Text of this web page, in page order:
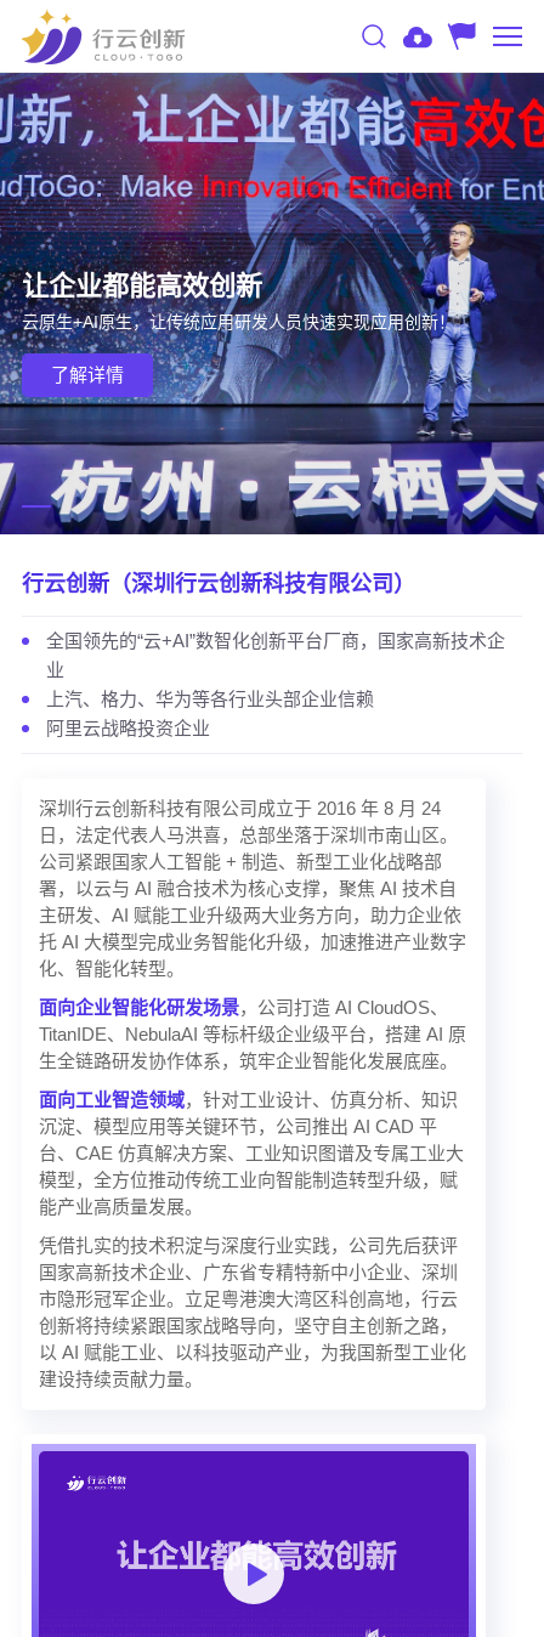
让企业都能高效创新
云原生+AI原生，让传统应用研发人员快速实现应用创新！
了解详情
行云创新（深圳行云创新科技有限公司）
全国领先的“云+AI”数智化创新平台厂商，国家高新技术企
业
上汽、格力、华为等各行业头部企业信赖
阿里云战略投资企业
深圳行云创新科技有限公司成立于 2016 年 8 月 24
日，法定代表人马洪喜，总部坐落于深圳市南山区。
公司紧跟国家人工智能 + 制造、新型工业化战略部
署，以云与 AI 融合技术为核心支撑，聚焦 AI 技术自
主研发、AI 赋能工业升级两大业务方向，助力企业依
托 AI 大模型完成业务智能化升级，加速推进产业数字
化、智能化转型。
面向企业智能化研发场景，公司打造 AI CloudOS、
TitanIDE、NebulaAI 等标杆级企业级平台，搭建 AI 原
生全链路研发协作体系，筑牢企业智能化发展底座。
面向工业智造领域，针对工业设计、仿真分析、知识
沉淀、模型应用等关键环节，公司推出 AI CAD 平
台、CAE 仿真解决方案、工业知识图谱及专属工业大
模型，全方位推动传统工业向智能制造转型升级，赋
能产业高质量发展。
凭借扎实的技术积淀与深度行业实践，公司先后获评
国家高新技术企业、广东省专精特新中小企业、深圳
市隐形冠军企业。立足粤港澳大湾区科创高地，行云
创新将持续紧跟国家战略导向，坚守自主创新之路，
以 AI 赋能工业、以科技驱动产业，为我国新型工业化
建设持续贡献力量。